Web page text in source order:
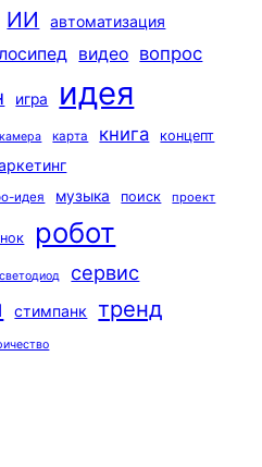
ИИ автоматизация
видео вопрос
игра идея
камера карта книга
концепт
идея музыка поиск проект
робот
светодиод сервис
стимпанк тренд